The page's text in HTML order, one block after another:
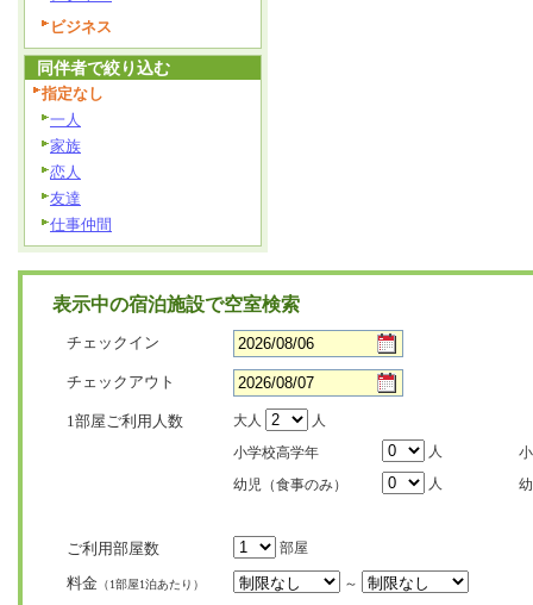
ビジネス
同伴者で絞り込む
指定なし
一人
家族
恋人
友達
仕事仲間
表示中の宿泊施設で空室検索
チェックイン
チェックアウト
1部屋ご利用人数 大人
人
小学校高学年
人
幼児（食事のみ）
人
ご利用部屋数 部屋
料金 （1部屋1泊あたり） ～